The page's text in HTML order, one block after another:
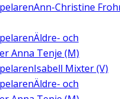
Ann-Christine
Äldre- och
Anna Tenje (M)
Isabell Mixter (V)
Äldre- och